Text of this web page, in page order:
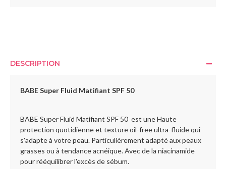
DESCRIPTION
BABE Super Fluid Matifiant SPF 50
BABE Super Fluid Matifiant SPF 50 est une Haute
protection quotidienne et texture oil-free ultra-fluide qui
s'adapte à votre peau. Particulièrement adapté aux peaux
grasses ou à tendance acnéique. Avec de la niacinamide
pour rééquilibrer l'excès de sébum.